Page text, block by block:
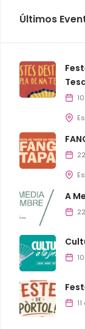
Últimos
A